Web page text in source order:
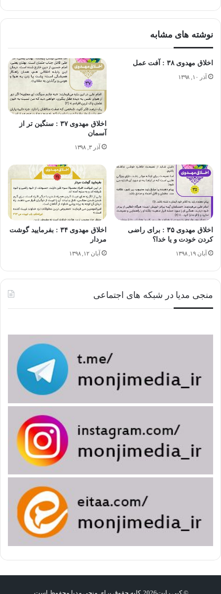
بدگمانى قرار دهد، نباید آن کس را که به او گمان بد برد، سرزنش
کند.»
📚ترجمه شرح نهج البلاغه ابن میثم، ج ۵، ص ۵۶۳
🔺 با توجه به مطالب گفته شده، باید در رفتارمان دقت عمل
داشته باشیم، تا خدایی نکرده در جایگاه اتهام قرار نگیریم و
مصداق آش نخورده و دهن سوخته نشویم. ما هم به عنوان یک
زیرا این اتهام می‌تواند در راهی که انتخاب کرده ایم، سنگ اندازی
بخش پیام های مهدوی "اخلاق مهدوی"
نوشته های مشابه
اخلاق مهدوی ۳۸ : آفت عمل
آذر ۱۰, ۱۳۹۸
اخلاق مهدوی ۳۷ : سنگین تر از
آسمان
آذر ۳, ۱۳۹۸
اخلاق مهدوی ۳۵ : برای راضی
کردن خودت و یا خدا؟
آبان ۱۹, ۱۳۹۸
اخلاق مهدوی ۳۴ : بفرمایید گوشت
مردار
آبان ۱۲, ۱۳۹۸
منجی مدیا در شبکه های اجتماعی